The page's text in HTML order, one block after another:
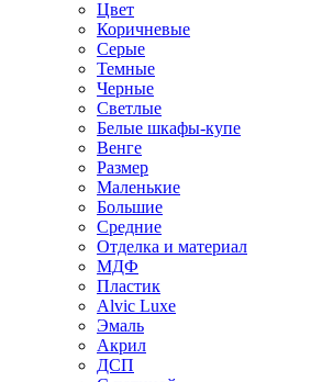
Цвет
Коричневые
Серые
Темные
Черные
Светлые
Белые шкафы-купе
Венге
Размер
Маленькие
Большие
Средние
Отделка и материал
МДФ
Пластик
Alvic Luxe
Эмаль
Акрил
ДСП